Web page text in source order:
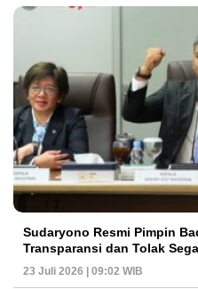
Sudaryono Resmi Pimpin
Transparansi dan Tolak
23 Juli 2026 | 09:02 WIB